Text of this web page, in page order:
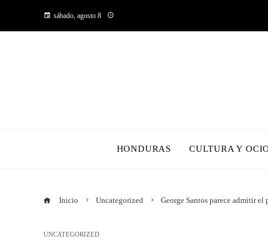
sábado, agosto 8
HONDURAS CULTURA Y
Inicio Uncategorized George Santos parece admitir
UNCATEGORIZED